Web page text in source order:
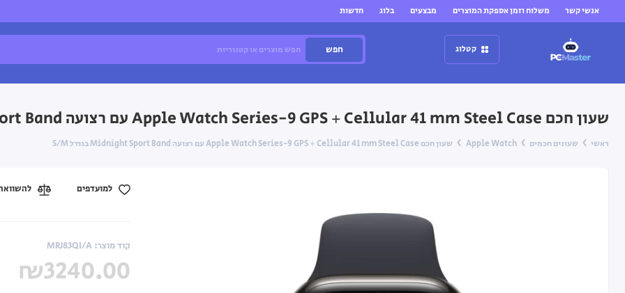
אנשי קשר משלוח וזמן אספקת המוצרים מבצעים בלוג חדשות
קטלוג חפש
שעון חכם Apple Watch Series-9 GPS + Cellular 41 mm Steel Case עם רצועה Midnight Sport Band בגודל S/M
ראשי שעונים חכמים Apple Watch שעון חכם Apple Watch Series-9 GPS + Cellular 41 mm Steel Case עם רצועה Midnight Sport Band בגודל S/M
קוד מוצר: MRJ83QI/A
₪3240.00
למועדפים